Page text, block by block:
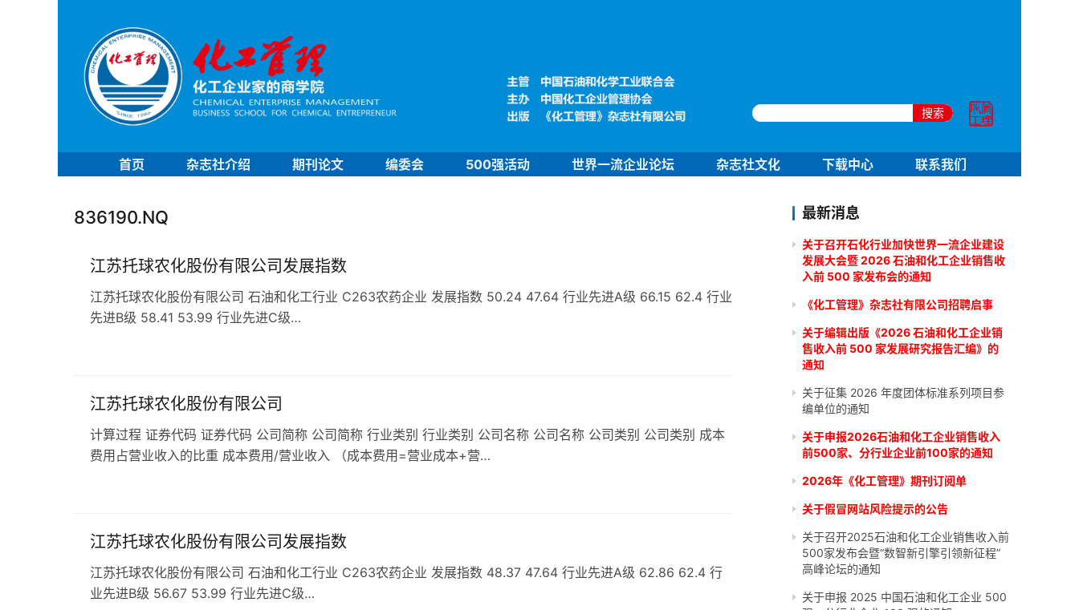
搜索
首页 杂志社介绍 期刊论文 编委会 500强活动 世界一流企业论坛 杂志社文化 下载中心 联系我们
836190.NQ
江苏托球农化股份有限公司发展指数
江苏托球农化股份有限公司 石油和化工行业 C263农药企业 发展指数 50.24 47.64 行业先进A级 66.15 62.4 行业
先进B级 58.41 53.99 行业先进C级…
江苏托球农化股份有限公司
计算过程 证券代码 证券代码 公司简称 公司简称 行业类别 行业类别 公司名称 公司名称 公司类别 公司类别 成本
费用占营业收入的比重 成本费用/营业收入 （成本费用=营业成本+营…
江苏托球农化股份有限公司发展指数
江苏托球农化股份有限公司 石油和化工行业 C263农药企业 发展指数 48.37 47.64 行业先进A级 62.86 62.4 行
业先进B级 56.67 53.99 行业先进C级…
最新消息
关于召开石化行业加快世界一流企业建设
发展大会暨 2026 石油和化工企业销售收
入前 500 家发布会的通知
《化工管理》杂志社有限公司招聘启事
关于编辑出版《2026 石油和化工企业销
售收入前 500 家发展研究报告汇编》的
通知
关于征集 2026 年度团体标准系列项目参
编单位的通知
关于申报2026石油和化工企业销售收入
前500家、分行业企业前100家的通知
2026年《化工管理》期刊订阅单
关于假冒网站风险提示的公告
关于召开2025石油和化工企业销售收入前
500家发布会暨“数智新引擎引领新征程”
高峰论坛的通知
关于申报 2025 中国石油和化工企业 500